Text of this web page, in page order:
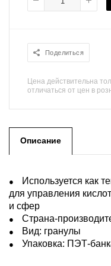
Поделиться
Цена действительна
отличаться от цен в
Описание
Используется как
для управления
и сфер
Страна-
Вид: гранулы
Упаковка: ПЭТ-